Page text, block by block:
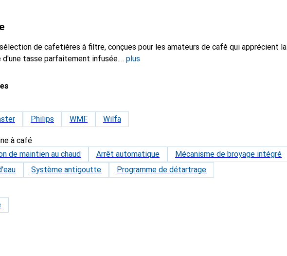
de cafetières à filtre, conçues pour les amateurs de café qui apprécient la
tasse parfaitement infusée.
plus
Philips WMF Wilfa
à café
de maintien au chaud Arrêt automatique
Mécanisme de broyage intégré
Système antigoutte Programme de détartrage